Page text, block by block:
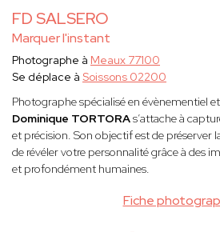
FD SALSERO
Marquer l'instant
Fiche
Photographe à Meaux 77100
Se déplace à Soissons 02200
Photographe spécialisé en évènementiel
Dominique TORTORAs’attache à
et précision. Son objectif est de préserver
de révéler votre personnalité grâce à des
et profondément humaines.